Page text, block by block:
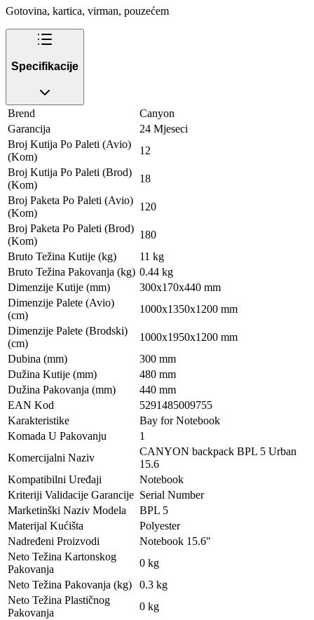
Gotovina, kartica, virman, pouzećem
Specifikacije
Brend
Canyon
Garancija
24 Mjeseci
Broj Kutija Po Paleti (Avio)
(Kom)
12
Broj Kutija Po Paleti (Brod)
(Kom)
18
Broj Paketa Po Paleti (Avio)
(Kom)
120
Broj Paketa Po Paleti (Brod)
(Kom)
180
Bruto Težina Kutije (kg)
11 kg
Bruto Težina Pakovanja (kg) 0.44 kg
Dimenzije Kutije (mm)
300x170x440 mm
Dimenzije Palete (Avio)
(cm)
1000x1350x1200 mm
Dimenzije Palete (Brodski)
(cm)
1000x1950x1200 mm
Dubina (mm)
300 mm
Dužina Kutije (mm)
480 mm
Dužina Pakovanja (mm)
440 mm
EAN Kod
5291485009755
Karakteristike
Bay for Notebook
Komada U Pakovanju
1
Komercijalni Naziv
CANYON backpack BPL 5 Urban
15.6
Kompatibilni Uređaji
Notebook
Kriteriji Validacije Garancije Serial Number
Marketinški Naziv Modela
BPL 5
Materijal Kućišta
Polyester
Nadređeni Proizvodi
Notebook 15.6"
Neto Težina Kartonskog
Pakovanja
0 kg
Neto Težina Pakovanja (kg)
0.3 kg
Neto Težina Plastičnog
Pakovanja
0 kg